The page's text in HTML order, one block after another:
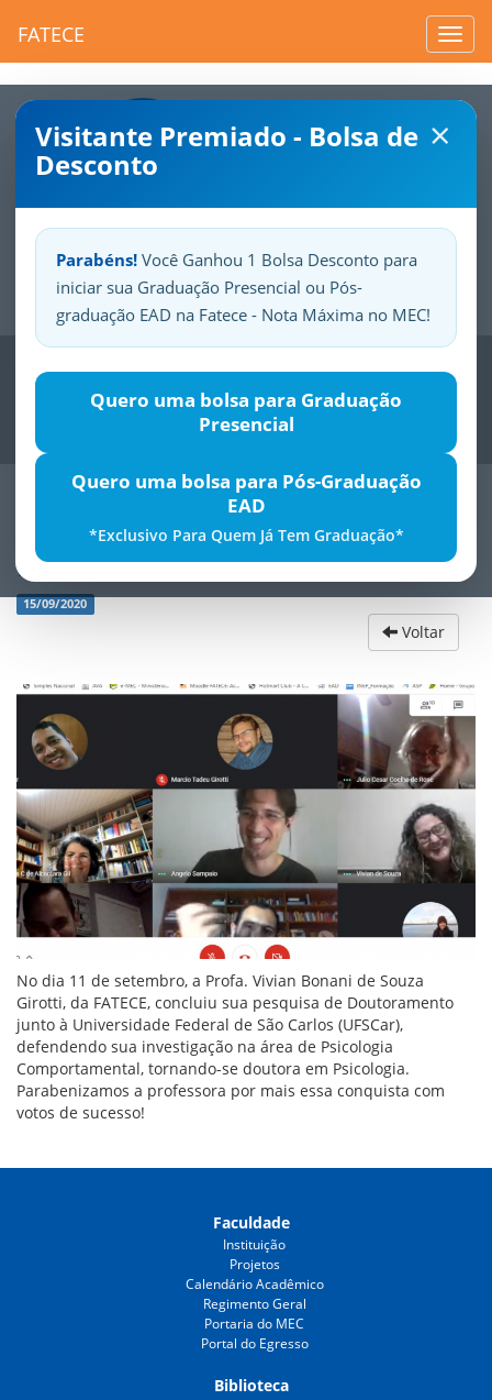
FATECE
×
Visitante Premiado - Bolsa de
Desconto
Parabéns! Você Ganhou 1 Bolsa Desconto para
iniciar sua Graduação Presencial ou Pós-
graduação EAD na Fatece - Nota Máxima no MEC!
Quero uma bolsa para Graduação
Presencial
Quero uma bolsa para Pós-Graduação
EAD
*Exclusivo Para Quem Já Tem Graduação*
SuaFatece.Seuorgulho.
Previous
ParabÃ©ns Profa. Vivian!
15/09/2020
Voltar
No dia 11 de setembro, a Profa. Vivian Bonani de Souza
Girotti, da FATECE, concluiu sua pesquisa de Doutoramento
junto à Universidade Federal de São Carlos (UFSCar),
defendendo sua investigação na área de Psicologia
Comportamental, tornando-se doutora em Psicologia.
Parabenizamos a professora por mais essa conquista com
votos de sucesso!
Faculdade
Instituição
Projetos
Calendário Acadêmico
Regimento Geral
Portaria do MEC
Portal do Egresso
Biblioteca